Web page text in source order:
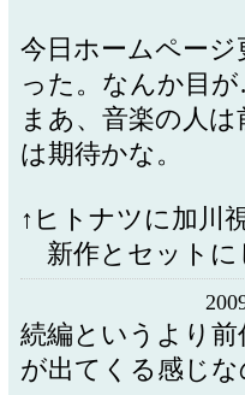
今日ホームペー
った。なんか目
まあ、音楽の人
は期待かな。
↑ヒトナツに加川
新作とセットに
続編というより
が出てくる感じな